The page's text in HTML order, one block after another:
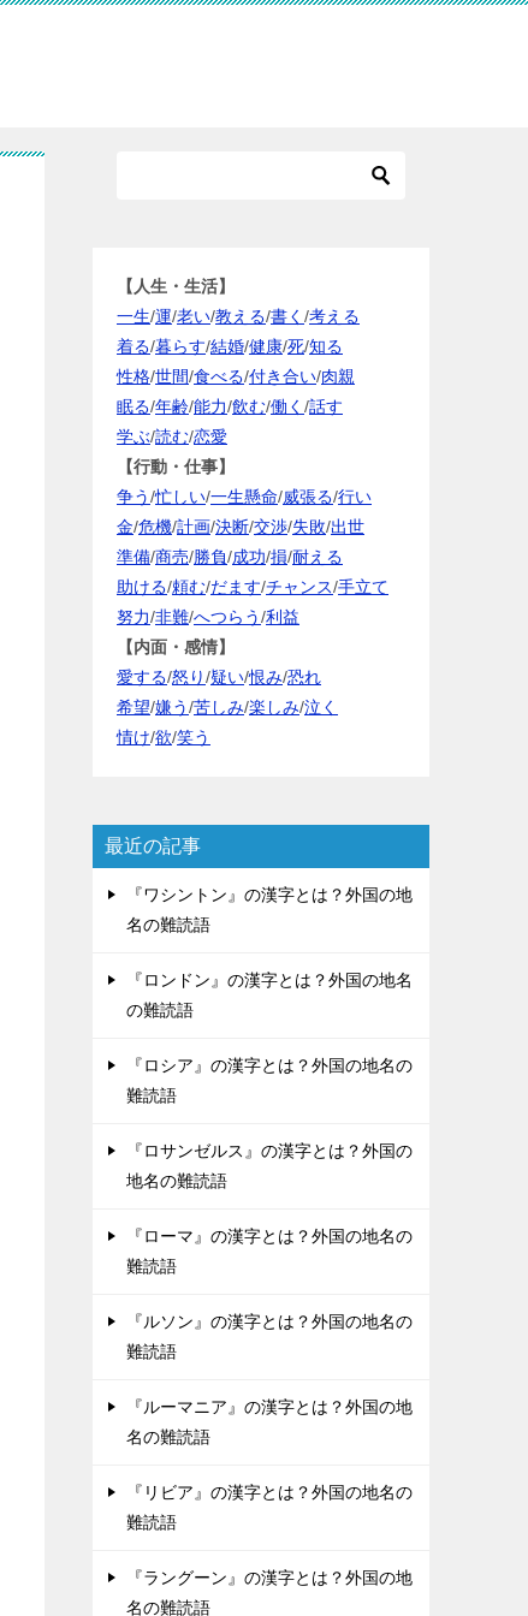
【人生・生活】
一生/運/老い/教える/書く /考える
着る/暮らす/結婚/健康/死/知る
性格/世間/食べる/付き合い/肉親
眠る/年齢/能力/飲む/働く /話す
学ぶ/読む/恋愛
【行動・仕事】
争う/忙しい/一生懸命/威張る/行い
金/危機/計画/決断/交渉/失敗/出世
準備/商売/勝負/成功/損/耐える
助ける/頼む/だます/チャンス/手立て
努力/非難/へつらう/利益
【内面・感情】
愛する/怒り/疑い/恨み/恐れ
希望/嫌う/苦しみ/楽しみ/泣く
情け/欲/笑う
最近の記事
『ワシントン』の漢字とは？外国の地
名の難読語
『ロンドン』の漢字とは？外国の地名
の難読語
『ロシア』の漢字とは？外国の地名の
難読語
『ロサンゼルス』の漢字とは？外国の
地名の難読語
『ローマ』の漢字とは？外国の地名の
難読語
『ルソン』の漢字とは？外国の地名の
難読語
『ルーマニア』の漢字とは？外国の地
名の難読語
『リビア』の漢字とは？外国の地名の
難読語
『ラングーン』の漢字とは？外国の地
名の難読語